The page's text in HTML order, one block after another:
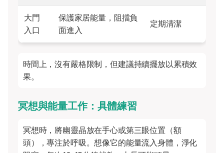
大門
入口
保護家居能量，阻擋負
面進入
定期清潔
時間上，沒有嚴格限制，但建議持續擺放以累積效
果。
冥想與能量工作：具體練習
冥想時，將幽靈晶放在手心或第三眼位置（額
頭），專注於呼吸。想像它的能量流入身體，淨化